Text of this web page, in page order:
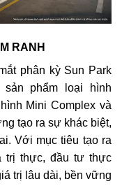
RANH
phân kỳ Sun Park
phẩm loại hình
Mini Complex và
tạo ra sự khác biệt,
Với mục tiêu tạo ra
trị thực, đầu tư thực
trị lâu dài, bền vững